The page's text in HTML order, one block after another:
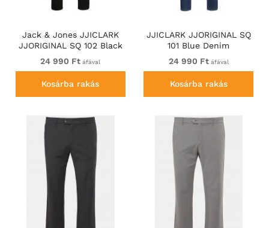
Jack & Jones JJICLARK
JJORIGINAL SQ 102 Black
Denim
24 990 Ft áfával
Kosárba rakás
JJICLARK JJORIGINAL SQ
101 Blue Denim
24 990 Ftáfával
Kosárba rakás